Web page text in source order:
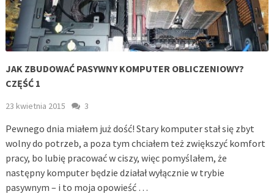
JAK ZBUDOWAĆ PASYWNY KOMPUTER OBLICZENIOWY?
CZĘŚĆ 1
23 kwietnia 2015 3
Pewnego dnia miałem już dość! Stary komputer stał się zbyt
wolny do potrzeb, a poza tym chciałem też zwiększyć komfort
pracy, bo lubię pracować w ciszy, więc pomyślałem, że
następny komputer będzie działał wyłącznie w trybie
pasywnym – i to moja opowieść …